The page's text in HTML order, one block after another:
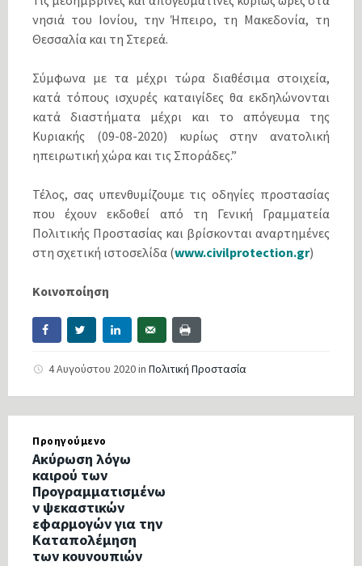
νησιά του Ιονίου, την Ήπειρο, τη Μακεδονία, τη
Θεσσαλία και τη Στερεά.
Σύμφωνα με τα μέχρι τώρα διαθέσιμα στοιχεία,
κατά τόπους ισχυρές καταιγίδες θα εκδηλώνονται
κατά διαστήματα μέχρι και το απόγευμα της
Κυριακής (09-08-2020) κυρίως στην ανατολική
ηπειρωτική χώρα και τις Σποράδες.”
Τέλος, σας υπενθυμίζουμε τις οδηγίες προστασίας
που έχουν εκδοθεί από τη Γενική Γραμματεία
Πολιτικής Προστασίας και βρίσκονται αναρτημένες
στη σχετική ιστοσελίδα (www.civilprotection.gr)
Κοινοποίηση
4 Αυγούστου 2020in Πολιτική Προστασία
Προηγούμενο
Ακύρωση λόγω
καιρού των
Προγραμματισμένω
ν ψεκαστικών
εφαρμογών για την
Καταπολέμηση
των κουνουπιών